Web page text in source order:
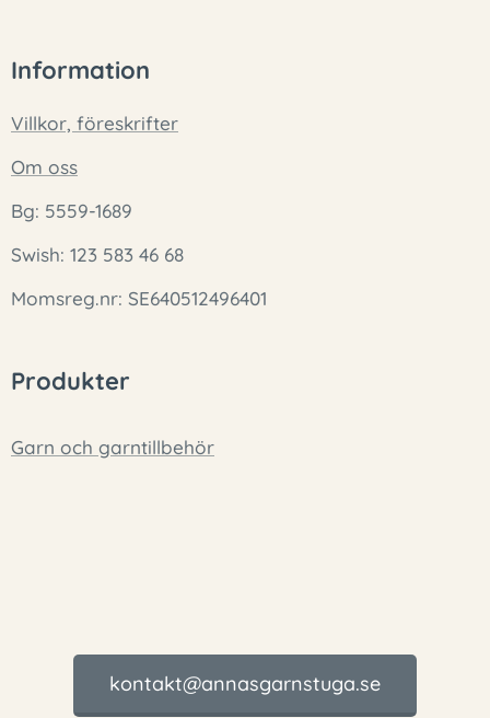
Information
Villkor, föreskrifter
Om oss
Bg: 5559-1689
Swish: 123 583 46 68
Momsreg.nr: SE640512496401
Produkter
Garn och garntillbehör
kontakt@annasgarnstuga.se